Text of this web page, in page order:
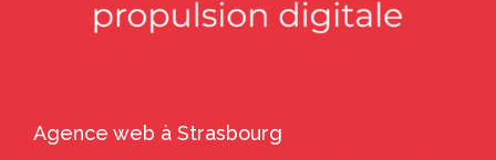
Agence web à Strasbourg